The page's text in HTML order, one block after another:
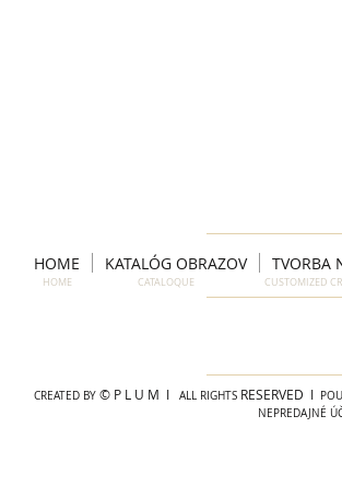
HOME KATALÓG OBRAZOV TVORBA
HOME CATALOQUE CUSTOMIZED
CREATED BY © P L U M I ALL RIGHTS RESERVED I
NEPREDAJNÉ